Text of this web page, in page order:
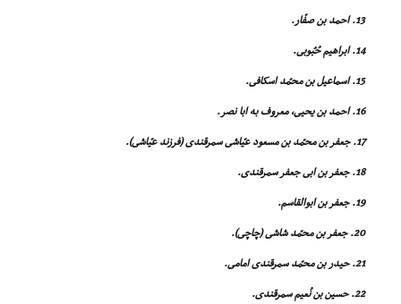
13. احمد بن صفّار.
14. ابراهیم حُبُوبى.
15. اسماعیل بن محمّد اسکافى.
16. احمد بن یحیى، معروف به ابا نصر.
17. جعفر بن محمّد بن مسعود عیّاشى سمرقندى (فرزند عیّاشى).
18. جعفر بن ابى جعفر سمرقندى.
19. جعفر بن ابوالقاسم.
20. جعفر بن محمّد شاشى (چاچى).
21. حیدر بن محمّد سمرقندى امامى.
22. حسین بن نُعیم سمرقندى.